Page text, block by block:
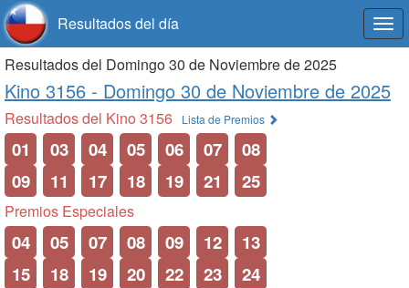
Resultados del día
Resultados del Domingo 30 de Noviembre de 2025
Kino 3156 - Domingo 30 de Noviembre de 2025
Resultados del Kino 3156 Lista de Premios
01 03 04 05 06 07
08
09
11 17 18 19 21 25
Premios Especiales
04 05 07 08 09 12
13
15
18 19 20 22 23 24